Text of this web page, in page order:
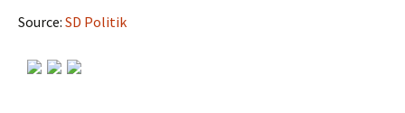
Source: SD Politik